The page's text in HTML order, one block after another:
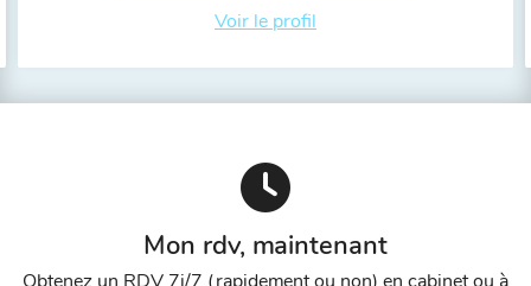
Voir le profil
Mon rdv, maintenant